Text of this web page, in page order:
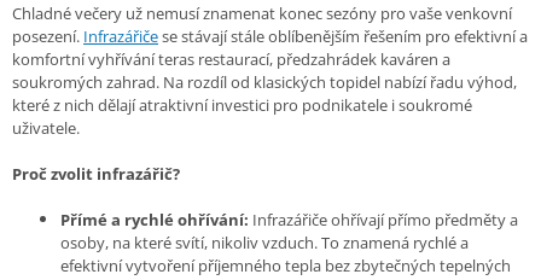
Chladné večery už nemusí znamenat konec sezóny pro vaše venkovní
posezení. Infrazářičese stávají stále oblíbenějším řešením pro efektivní a
komfortní vyhřívání teras restaurací, předzahrádek kaváren a
soukromých zahrad. Na rozdíl od klasických topidel nabízí řadu výhod,
které z nich dělají atraktivní investici pro podnikatele i soukromé
uživatele.
Proč zvolit infrazářič?
Přímé a rychlé ohřívání: Infrazářiče ohřívají přímo předměty a
osoby, na které svítí, nikoliv vzduch. To znamená rychlé a
efektivní vytvoření příjemného tepla bez zbytečných tepelných